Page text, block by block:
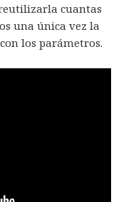
cuantas
una única vez la
los parámetros.